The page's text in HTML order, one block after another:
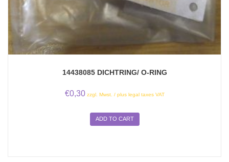
14438085 DICHTRING/ O-RING
€0,30 zzgl. Mwst. / plus legal taxes VAT
ADD TO CART